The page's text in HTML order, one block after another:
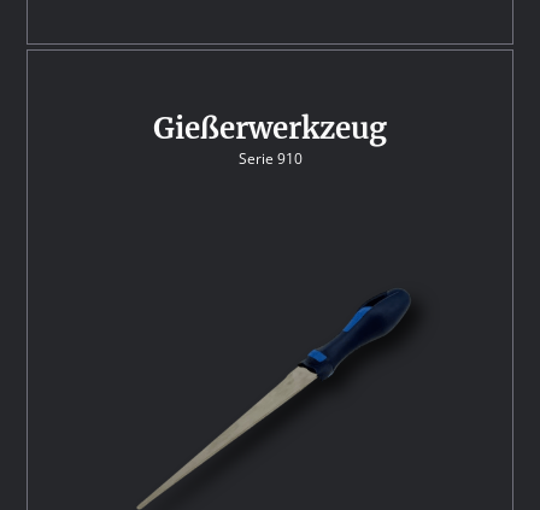
Gießerwerkzeug
Serie 910